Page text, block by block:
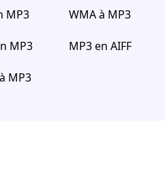
MP3 WMA à MP3
MP3 MP3 en AIFF
MP3